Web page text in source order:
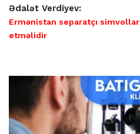
Ədalət Verdiyev:
Ermənistan separatçı
etməlidir